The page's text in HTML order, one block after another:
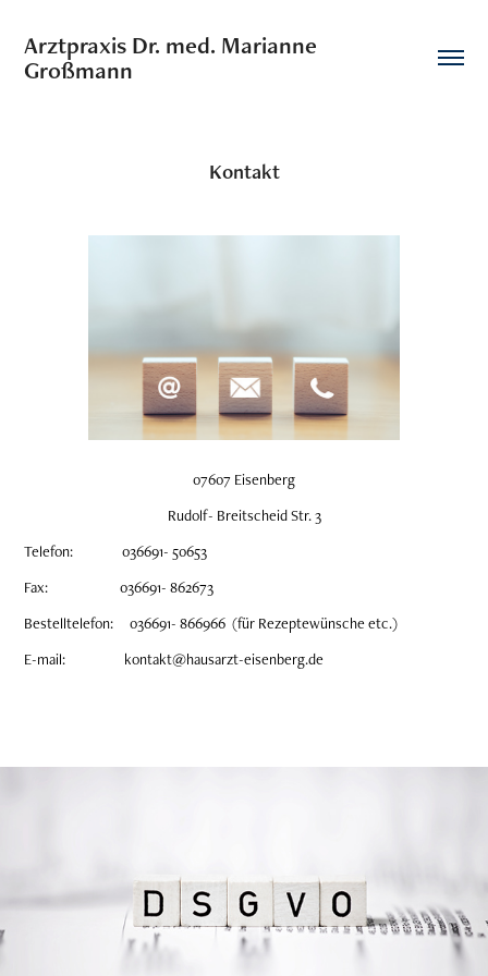
Arztpraxis Dr. med. Marianne
Großmann
Kontakt
07607 Eisenberg
Rudolf- Breitscheid Str. 3
Telefon: 036691- 50653
Fax: 036691- 862673
Bestelltelefon: 036691- 866966 (für Rezeptewünsche etc.)
E-mail: kontakt@hausarzt-eisenberg.de
Datenschutzerklärung